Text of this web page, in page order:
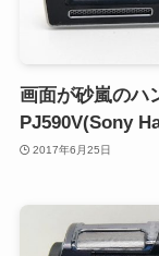
画面が砂嵐のハ
PJ590V(Sony
2017年6月25日